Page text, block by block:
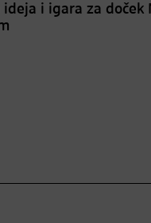
i igara za doček